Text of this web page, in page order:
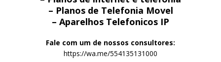
– Planos de Telefonia Movel
– Aparelhos Telefonicos IP
Fale com um de nossos consultores:
https://wa.me/554135131000